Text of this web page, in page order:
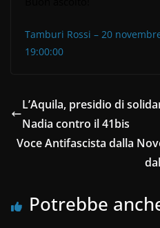
Tamburi Rossi – 20
19:00:00
L’Aquila, presidio di
Nadia contro il 41bis
Voce Antifascista dalla
Potrebbe